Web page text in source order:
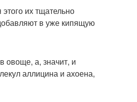
их тщательно
в уже кипящую
овоще, а, значит, и
аллицина и ахоена,